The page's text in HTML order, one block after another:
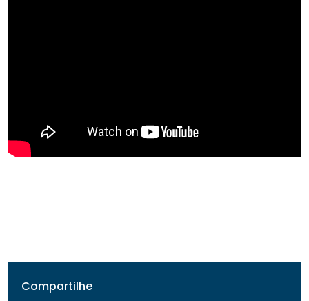
Compartilhe